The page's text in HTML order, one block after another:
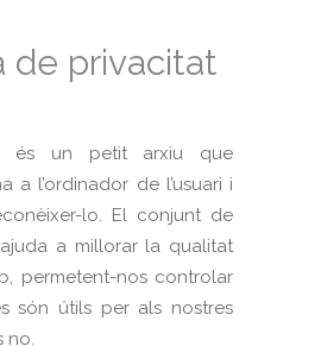
de privacitat
és un petit arxiu que
a l’ordinador de l’usuari i
lo. El conjunt de
ajuda a millorar la qualitat
permetent-nos controlar
són útils per als nostres
no.